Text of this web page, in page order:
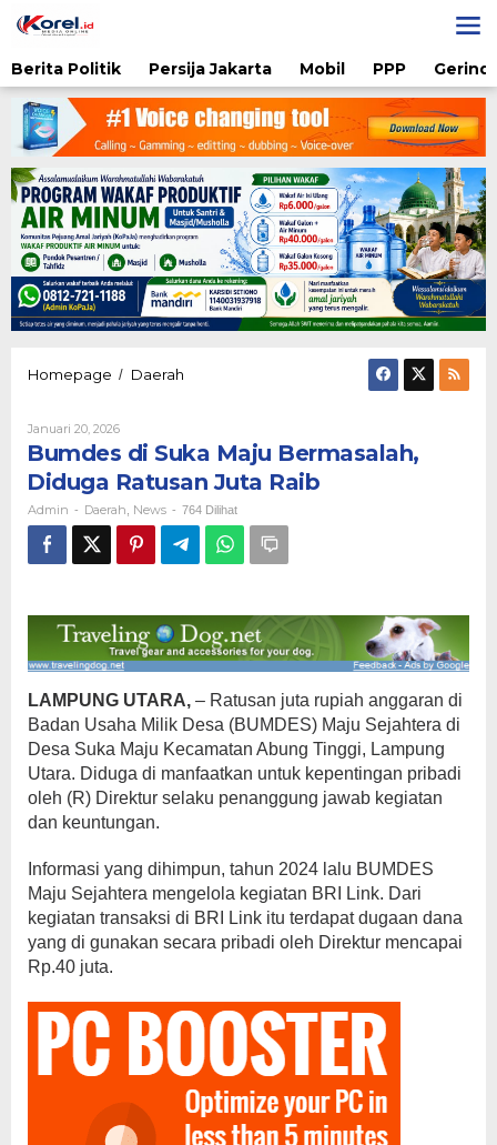
ke
Berita Politik
Persija Jakarta Mobil PPP
Homepage / Daerah
Bermasalah,
Diduga
Ratusan
Juta
Raib
Januari 20, 2026Oleh
Admin
Bumdes di Suka Maju Bermasalah,
Diduga Ratusan Juta Raib
Admin - Daerah News - 764 Dilihat
LAMPUNG UTARA, – Ratusan juta rupiah anggaran di
Badan Usaha Milik Desa (BUMDES) Maju Sejahtera di
Desa Suka Maju Kecamatan Abung Tinggi, Lampung
Utara. Diduga di manfaatkan untuk kepentingan pribadi
oleh (R) Direktur selaku penanggung jawab kegiatan
dan keuntungan.
Informasi yang dihimpun, tahun 2024 lalu BUMDES
Maju Sejahtera mengelola kegiatan BRI Link. Dari
kegiatan transaksi di BRI Link itu terdapat dugaan dana
yang di gunakan secara pribadi oleh Direktur mencapai
Rp.40 juta.